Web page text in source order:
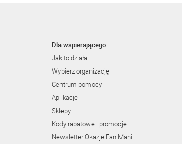
Dla wspierającego
Jak to działa
Wybierz organizację
Centrum pomocy
Aplikacje
Sklepy
Kody rabatowe i promocje
Newsletter Okazje FaniMani